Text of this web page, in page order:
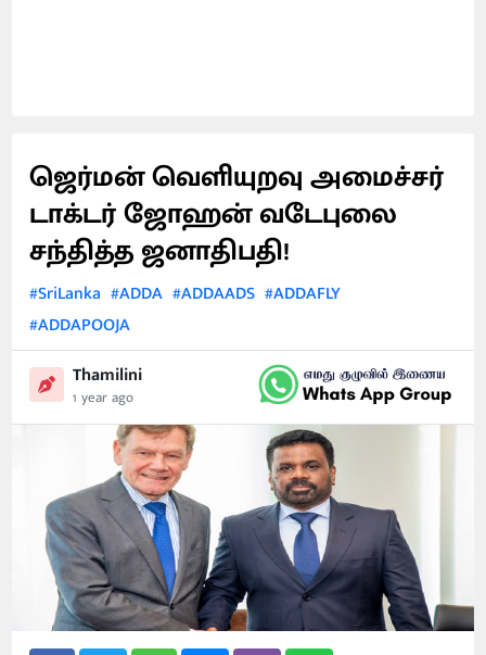
ஜெர்மன் வெளியுறவு அமைச்சர்
டாக்டர் ஜோஹன் வடேபுலை
சந்தித்த ஜனாதிபதி!
#SriLanka #ADDA #ADDAADS #ADDAFLY
#ADDAPOOJA
Thamilini
1 year ago